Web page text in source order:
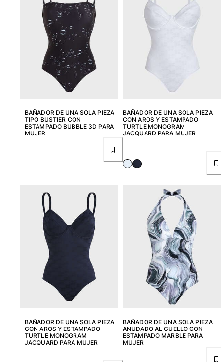
Toallas & pareo
Toallas
Toalla de algodón
Pareo
Ver todo Toallas & pareo
Bolsas
Bolso para Viajes
Mini bolsos
Bolso tote
Pañuelos de playa
Ver todo Pañuelos de playa
Accesorios Niños
Sombrero para niños
Toallas y Ponchos de playa
Zapatos
Calcetines
Bolsas
BAÑADOR DE UNA SOLA PIEZA
TIPO BUSTIER CON
ESTAMPADO BUBBLE 3D PARA
MUJER
BAÑADOR DE UNA SOLA PIEZA
CON AROS Y ESTAMPADO
TURTLE MONOGRAM
JACQUARD PARA MUJER
BAÑADOR DE UNA SOLA PIEZA
CON AROS Y ESTAMPADO
TURTLE MONOGRAM
JACQUARD PARA MUJER
BAÑADOR DE UNA SOLA PIEZA
ANUDADO AL CUELLO CON
ESTAMPADO MARBLE PARA
MUJER